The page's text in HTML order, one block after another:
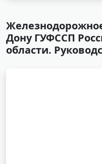
Дону ГУФССП
области.